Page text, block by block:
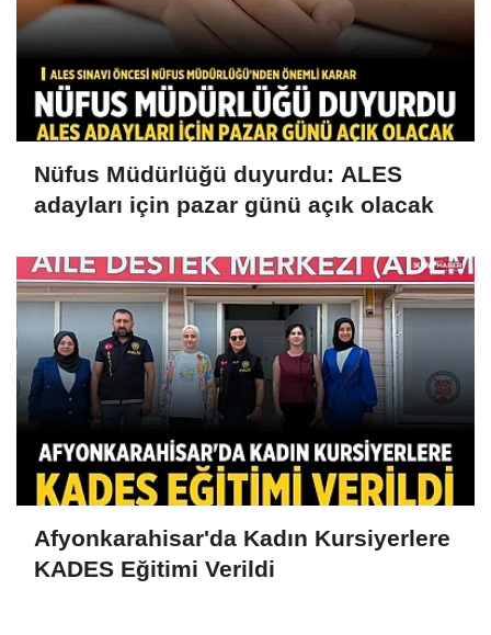
Nüfus Müdürlüğü duyurdu: ALES
adayları için pazar günü açık olacak
Afyonkarahisar'da Kadın Kursiyerlere
KADES Eğitimi Verildi